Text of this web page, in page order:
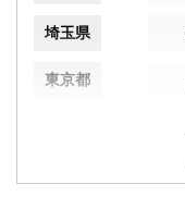
埼玉県
東京都